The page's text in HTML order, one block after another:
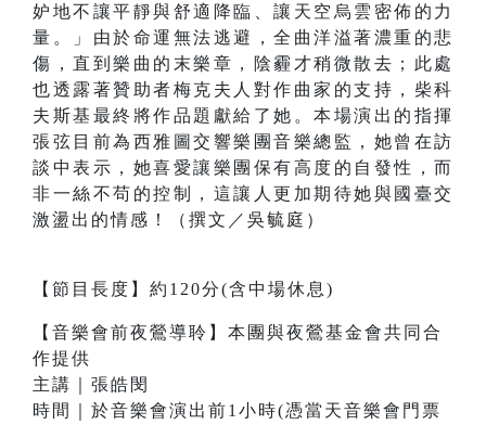
妒地不讓平靜與舒適降臨、讓天空烏雲密佈的力
量。」由於命運無法逃避，全曲洋溢著濃重的悲
傷，直到樂曲的末樂章，陰霾才稍微散去；此處
也透露著贊助者梅克夫人對作曲家的支持，柴科
夫斯基最終將作品題獻給了她。本場演出的指揮
張弦目前為西雅圖交響樂團音樂總監，她曾在訪
談中表示，她喜愛讓樂團保有高度的自發性，而
非一絲不苟的控制，這讓人更加期待她與國臺交
激盪出的情感！（撰文／吳毓庭）
【節目長度】約120分(含中場休息)
【音樂會前夜鶯導聆】本團與夜鶯基金會共同合
作提供
主講｜張皓閔
時間｜於音樂會演出前1小時(憑當天音樂會門票